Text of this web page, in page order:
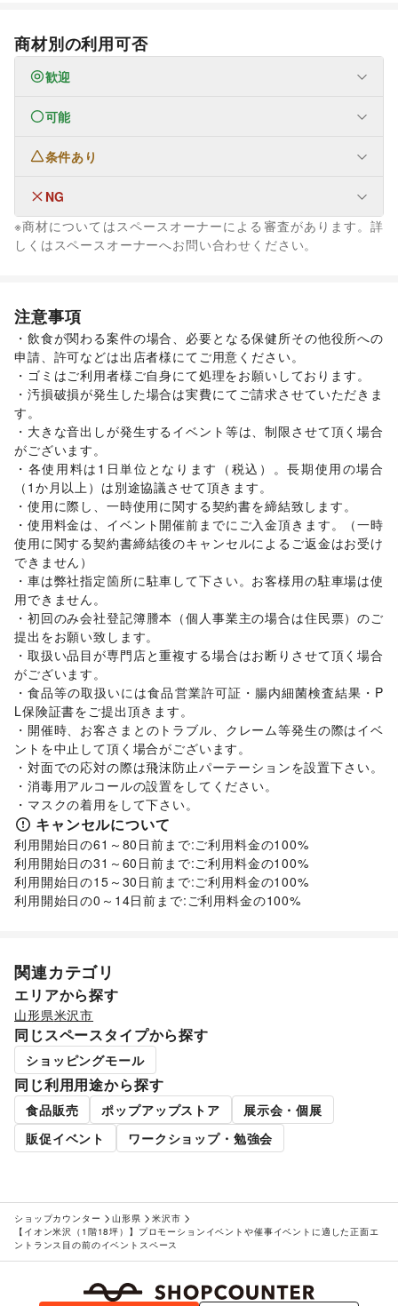
商材別の利用可否
歓迎
なし可能
なし条件あり
ファッション
メンズファッション/レディースファッション/
ユニセックス/インナー・ルームウェア/
キッズ・ベビー・マタニティ/スポーツ/ シーズナルウェア
その他ファッション
フード・飲食
スイーツ・洋菓子/和菓子 パン/お弁当・惣菜/
軽食・ホットスナック/コーヒー・紅茶/その他飲料
ワイン・洋酒/日本酒・焼酎・地酒/食材・調味料/
物産展・マルシェ/キッチンカー・移動販売/
野菜・果物・生鮮食品
インテリア・生活雑貨
インテリア
キッチン雑貨・調理器具 /掃除用品・生活便利品/文房具/
手芸・ハンドメイド/DIY用品・日曜大工
園芸・ガーデニング/花・盆栽・ドライフラワー
犬・猫・ペット/日用雑貨/食器・陶磁器 /
その他インテリア・生活雑貨
生活サービス
携帯キャリア・格安SIM /インターネット・プロバイダ/
電気・ガス /ウォーターサーバー/
ハウスクリーニング・家事代行/定期宅配/
リサイクル雑貨・古本
/買取査定・金券
ギフト・プレゼント/冠婚葬祭/ 資格・習い事 リフォーム/
住宅（購入・賃貸） /たばこ/ 修理・メンテナンス/
就職・転職・求人 / その他生活サービス
金融サービス
クレジットカード/保険 /銀行
不動産投資/その他金融サービス
子育て・教育
ベビー用品/ランドセル/学習教材・通信教育/
子供向け教室・レッスン/塾・家庭教師/おもちゃ・絵本
その他子育て・教育
美容・健康・医療
ジム・フィットネス/ダイエット・健康グッズ/
美容・コスメ・香水/ヘアケア・シャンプー/美容家電
ヘアサロン・ネイルサロン/マッサージ・整体/
エステ・美容サービス/健康食品・サプリメント
PC・スマートフォン
ゲーム/ アニメ/
おもちゃ・ホビー
Webメディア・アプリ
音楽・ライブ/演劇/占い/公営競技・宝くじ
その他エンタメ・ガジェット
アート・デザイン
絵画・書/写真・イラストレーション/立体作品・彫刻
その他アート・デザイン
レジャー・スポーツ
旅行・レジャー キャンプ・アウトドア/野球
マイクロモビリティ/その他車・バイク・モビリティ
NPO・公共団体
地方公共団体・行政・政府
/NPO・ボランティア活動/その他NPO・公共団体
ビジネス・オフィス
法人向けサービス/オフィス家具・OA機器/
NG
なし
※商材についてはスペースオーナーによる審査があります。詳
しくはスペースオーナーへお問い合わせください。
注意事項
・飲食が関わる案件の場合、必要となる保健所その他役所への
申請、許可などは出店者様にてご用意ください。
・ゴミはご利用者様ご自身にて処理をお願いしております。
・汚損破損が発生した場合は実費にてご請求させていただきま
す。
・大きな音出しが発生するイベント等は、制限させて頂く場合
がございます。
・各使用料は1日単位となります（税込）。長期使用の場合
（1か月以上）は別途協議させて頂きます。
・使用に際し、一時使用に関する契約書を締結致します。
・使用料金は、イベント開催前までにご入金頂きます。（一時
使用に関する契約書締結後のキャンセルによるご返金はお受け
できません）
・車は弊社指定箇所に駐車して下さい。お客様用の駐車場は使
用できません。
・初回のみ会社登記簿謄本（個人事業主の場合は住民票）のご
提出をお願い致します。
・取扱い品目が専門店と重複する場合はお断りさせて頂く場合
がございます。
・食品等の取扱いには食品営業許可証・腸内細菌検査結果・P
L保険証書をご提出頂きます。
・開催時、お客さまとのトラブル、クレーム等発生の際はイベ
ントを中止して頂く場合がございます。
・対面での応対の際は飛沫防止パーテーションを設置下さい。
・消毒用アルコールの設置をしてください。
キャンセルについて
利用開始日の61～80日前まで:ご利用料金の100%
利用開始日の31～60日前まで:ご利用料金の100%
利用開始日の15～30日前まで:ご利用料金の100%
利用開始日の0～14日前まで:ご利用料金の100%
関連カテゴリ
エリアから探す
山形県米沢市
同じスペースタイプから探す
ショッピングモール
同じ利用用途から探す
食品販売 ポップアップストア
展示会・個展
販促イベント
ワークショップ・勉強会
ショップカウンター 山形県
米沢市
【イオン米沢（1階18坪）】プロモーションイベントや催事イベントに適した正面エ
ントランス目の前のイベントスペース